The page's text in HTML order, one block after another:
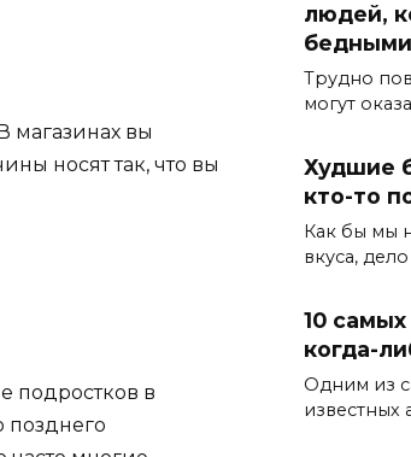
магазинах вы
носят так, что вы
подростков в
позднего
людей,
бедными
Трудно
могут
Худшие
кто-то
Как бы мы
вкуса,
10
когда-
Одним из
известных